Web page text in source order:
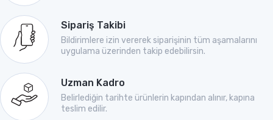
Sipariş Takibi
Bildirimlere izin vererek siparişinin tüm aşamalarını
uygulama üzerinden takip edebilirsin.
Uzman Kadro
Belirlediğin tarihte ürünlerin kapından alınır, kapına
teslim edilir.